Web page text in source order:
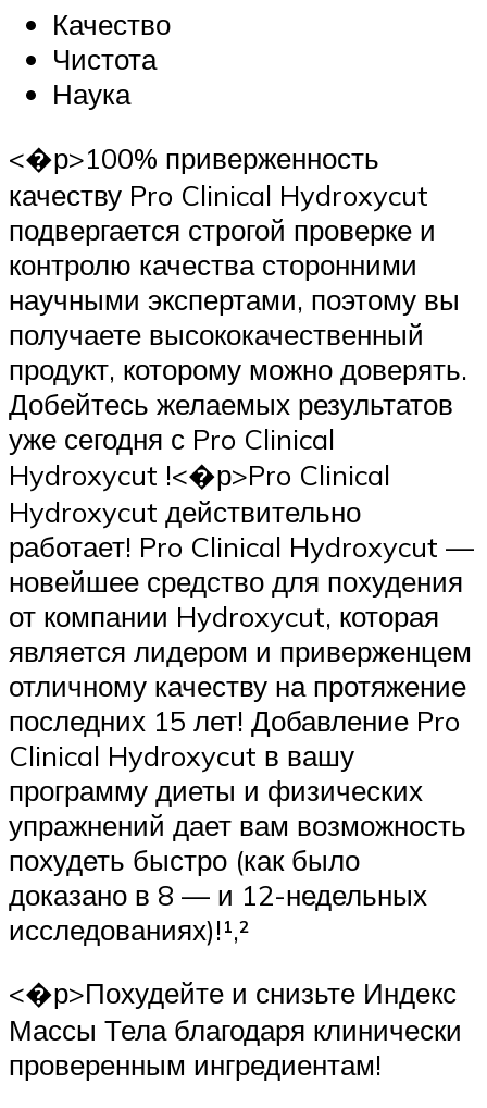
Качество
Чистота
Наука
<�р>100% приверженность
качеству Pro Clinical Hydroxycut
подвергается строгой проверке и
контролю качества сторонними
научными экспертами, поэтому вы
получаете высококачественный
продукт, которому можно доверять.
Добейтесь желаемых результатов
уже сегодня с Pro Clinical
Hydroxycut !<�р>Pro Clinical
Hydroxycut действительно
работает! Pro Clinical Hydroxycut —
новейшее средство для похудения
от компании Hydroxycut, которая
является лидером и приверженцем
отличному качеству на протяжение
последних 15 лет! Добавление Pro
Clinical Hydroxycut в вашу
программу диеты и физических
упражнений дает вам возможность
похудеть быстро (как было
доказано в 8 — и 12-недельных
исследованиях)!¹,²
<�р>Похудейте и снизьте Индекс
Массы Тела благодаря клинически
проверенным ингредиентам!